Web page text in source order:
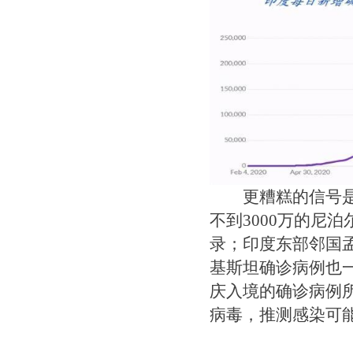
更糟糕的信号是
不到3000万的尼泊
录；印度东部邻国
基斯坦确诊病例也
庆入境的确诊病例
病毒，推测感染可